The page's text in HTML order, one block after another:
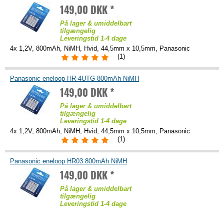
149,00 DKK *
På lager & umiddelbart
tilgængelig
Leveringstid 1-4 dage
4x 1,2V, 800mAh, NiMH, Hvid, 44,5mm x 10,5mm, Panasonic
(1)
Panasonic eneloop HR-4UTG 800mAh NiMH
149,00 DKK *
På lager & umiddelbart
tilgængelig
Leveringstid 1-4 dage
4x 1,2V, 800mAh, NiMH, Hvid, 44,5mm x 10,5mm, Panasonic
(1)
Panasonic eneloop HR03 800mAh NiMH
149,00 DKK *
På lager & umiddelbart
tilgængelig
Leveringstid 1-4 dage